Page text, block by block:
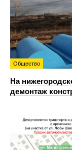
Общество
На
демонтаж